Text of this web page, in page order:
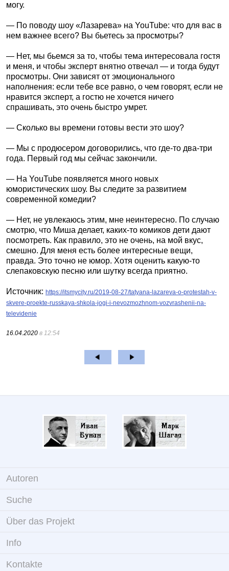
могу.
— По поводу шоу «Лазарева» на YouTube: что для вас в
нем важнее всего? Вы бьетесь за просмотры?
— Нет, мы бьемся за то, чтобы тема интересовала гостя
и меня, и чтобы эксперт внятно отвечал — и тогда будут
просмотры. Они зависят от эмоционального
наполнения: если тебе все равно, о чем говорят, если не
нравится эксперт, а гостю не хочется ничего
спрашивать, это очень быстро умрет.
— Сколько вы времени готовы вести это шоу?
— Мы с продюсером договорились, что где-то два-три
года. Первый год мы сейчас закончили.
— На YouTube появляется много новых
юмористических шоу. Вы следите за развитием
современной комедии?
— Нет, не увлекаюсь этим, мне неинтересно. По случаю
смотрю, что Миша делает, каких-то комиков дети дают
посмотреть. Как правило, это не очень, на мой вкус,
смешно. Для меня есть более интересные вещи,
правда. Это точно не юмор. Хотя оценить какую-то
слепаковскую песню или шутку всегда приятно.
Источник: https://itsmycity.ru/2019-08-27/tatyana-lazareva-o-protestah-v-
skvere-proekte-russkaya-shkola-jogi-i-nevozmozhnom-vozvrashenii-na-
televidenie
16.04.2020 в 12:54
Autoren
Suche
Über das Projekt
Info
Kontakte